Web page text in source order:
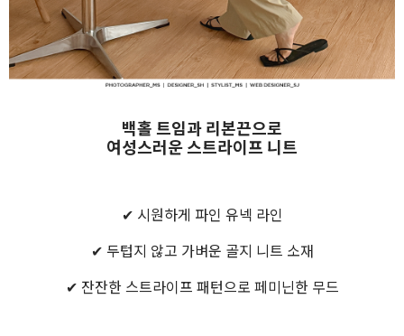
백홀 트임과 리본끈으로
여성스러운 스트라이프 니트
✔ 시원하게 파인 유넥 라인
✔ 두텁지 않고 가벼운 골지 니트 소재
✔ 잔잔한 스트라이프 패턴으로 페미닌한 무드